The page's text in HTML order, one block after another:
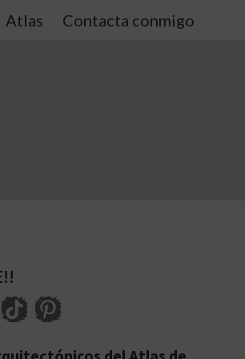
Atlas Contacta conmigo